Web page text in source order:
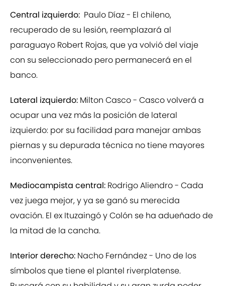
Central izquierdo: Paulo Díaz - El chileno,
recuperado de su lesión, reemplazará al
paraguayo Robert Rojas, que ya volvió del viaje
con su seleccionado pero permanecerá en el
banco.
Lateral izquierdo: Milton Casco - Casco volverá a
ocupar una vez más la posición de lateral
izquierdo: por su facilidad para manejar ambas
piernas y su depurada técnica no tiene mayores
inconvenientes.
Mediocampista central: Rodrigo Aliendro - Cada
vez juega mejor, y ya se ganó su merecida
ovación. El ex Ituzaingó y Colón se ha adueñado de
la mitad de la cancha.
Interior derecho: Nacho Fernández - Uno de los
símbolos que tiene el plantel riverplatense.